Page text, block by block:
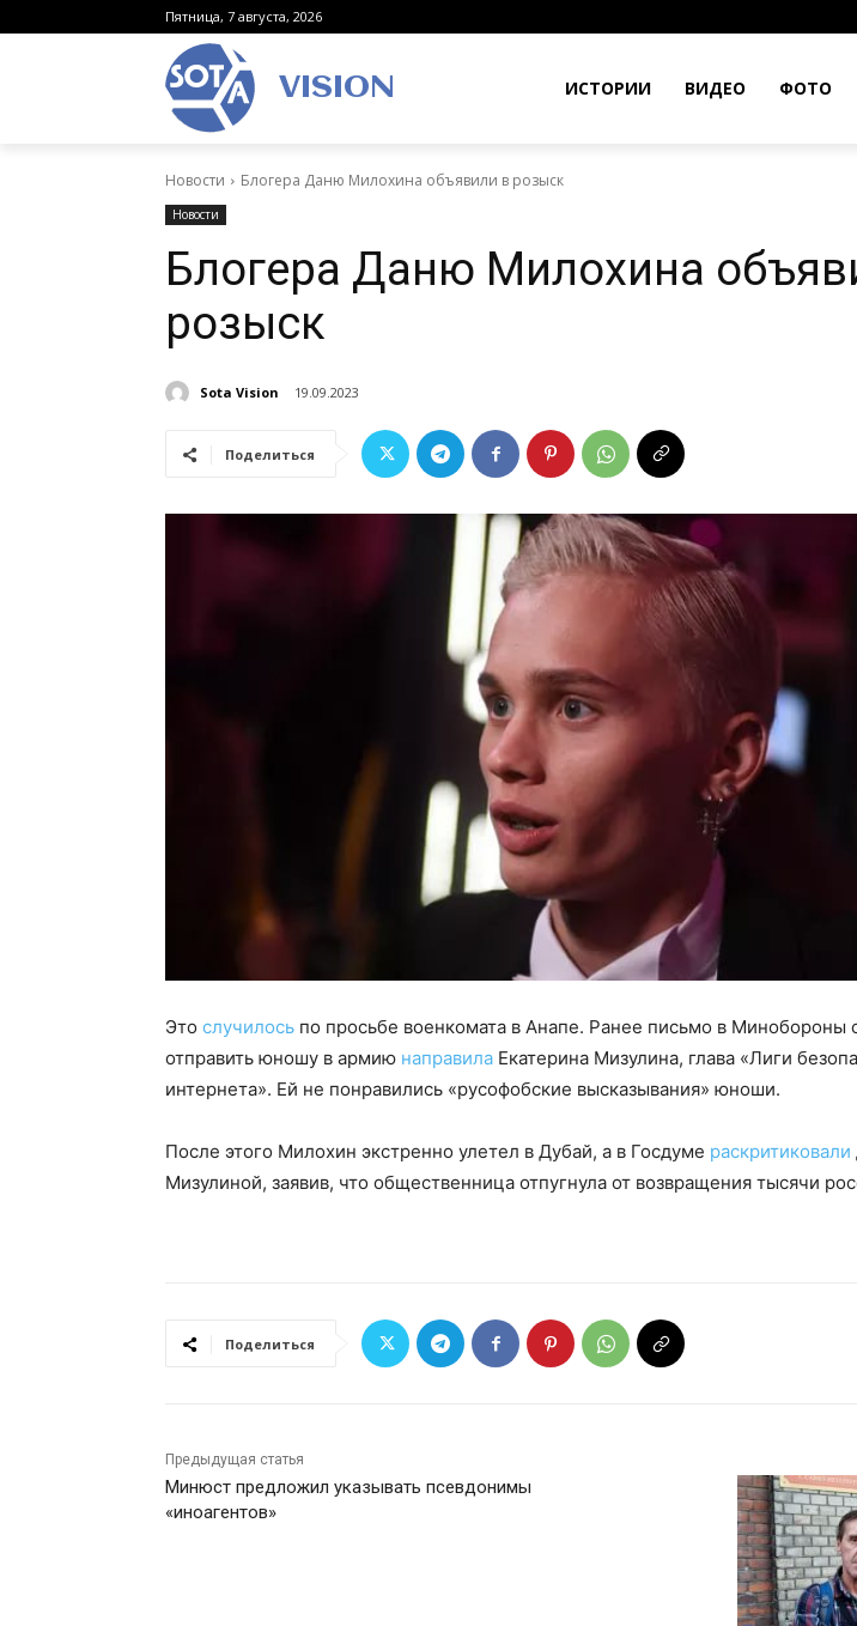
Пятница, 7 августа, 2026
VISION ИСТОРИИ ВИДЕО ФОТО
Новости Блогера Даню Милохина объявили в розыск
Новости
Блогера Даню Милохина
розыск
Sota Vision 19.09.2023
Поделиться
Это случилось по просьбе военкомата в Анапе. Ранее письмо в Минобороны
отправить юношу в армию направила Екатерина Мизулина, глава «Лиги
интернета». Ей не понравились «русофобские высказывания» юноши.
После этого Милохин экстренно улетел в Дубай, а в Госдуме раскритиковали
Мизулиной, заявив, что общественница отпугнула от возвращения тысячи
Поделиться
Предыдущая статья
Минюст предложил указывать псевдонимы
«иноагентов»